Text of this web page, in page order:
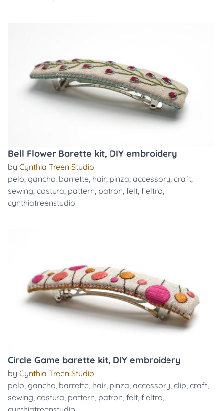
Bell Flower Barette kit, DIY embroidery
by Cynthia Treen Studio
pelo, gancho, barrette, hair, pinza, accessory, craft,
sewing, costura, pattern, patron, felt, fieltro,
cynthiatreenstudio
Circle Game barette kit, DIY embroidery
by Cynthia Treen Studio
pelo, gancho, barrette, hair, pinza, accessory, clip, craft,
sewing, costura, pattern, patron, felt, fieltro,
cynthiatreenstudio